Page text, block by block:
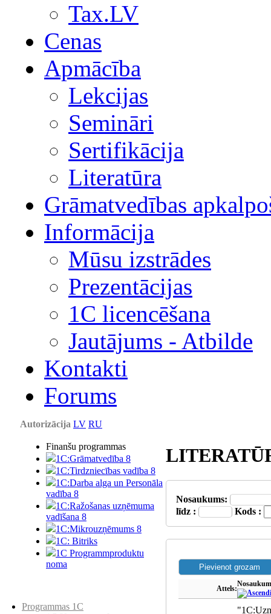
Tax.LV
Cenas
Apmācība
Lekcijas
Semināri
Sertifikācija
Literatūra
Grāmatvedības
Informācija
Mūsu izstrādes
Prezentācijas
1С licencēšana
Jautājums - Atbilde
Kontakti
Forums
Autorizācija LV RU
Finanšu programmas
1C:Grāmatvedība 8
1C:Tirdzniecības vadība 8
1C:Darba alga un Personāla
vadība 8
1C:Ražošanas uzņēmuma
vadīšana 8
1С:Мikrouzņēmums 8
1C: Bitriks
1C Programmproduktu
noma
Programmas 1C
Nosaukums:
līdz :
Kods :
Attels: